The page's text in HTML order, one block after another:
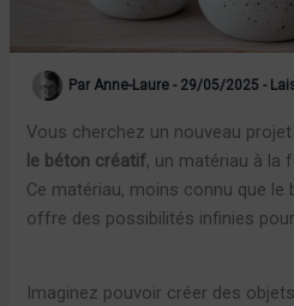
Par Anne-Laure- 29/05/2025-
Vous cherchez un nouveau projet
le béton créatif, un matériau à la
Ce matériau, moins connu que le
offre des possibilités infinies
Imaginez pouvoir créer des